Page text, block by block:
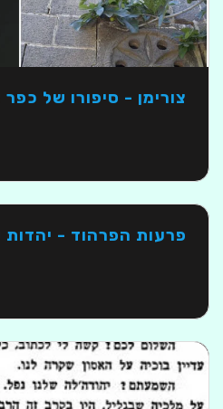
צורימן - סיפורו של כפר
פרעות הפרהוד - יהדות